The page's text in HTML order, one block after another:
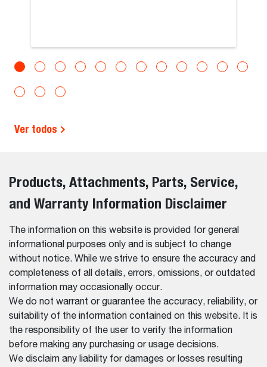
Ver todos
Products, Attachments, Parts, Service,
and Warranty Information Disclaimer
The information on this website is provided for general
informational purposes only and is subject to change
without notice. While we strive to ensure the accuracy and
completeness of all details, errors, omissions, or outdated
information may occasionally occur.
We do not warrant or guarantee the accuracy, reliability, or
suitability of the information contained on this website. It is
the responsibility of the user to verify the information
before making any purchasing or usage decisions.
We disclaim any liability for damages or losses resulting